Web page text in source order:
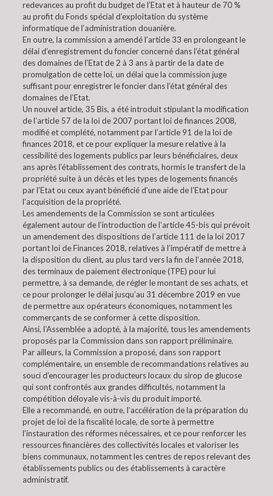
redevances au profit du budget de l’Etat et à hauteur de 70 %
au profit du Fonds spécial d’exploitation du système
informatique de l’administration douanière.
En outre, la commission a amendé l’article 33 en prolongeant le
délai d’enregistrement du foncier concerné dans l’état général
des domaines de l’Etat de 2 à 3 ans à partir de la date de
promulgation de cette loi, un délai que la commission juge
suffisant pour enregistrer le foncier dans l’état général des
domaines de l’Etat.
Un nouvel article, 35 Bis, a été introduit stipulant la modification
de l’article 57 de la loi de 2007 portant loi de finances 2008,
modifié et complété, notamment par l’article 91 de la loi de
finances 2018, et ce pour expliquer la mesure relative à la
cessibilité des logements publics par leurs bénéficiaires, deux
ans après l’établissement des contrats, hormis le transfert de la
propriété suite à un décès et les types de logements financés
par l’Etat ou ceux ayant bénéficié d’une aide de l’Etat pour
l’acquisition de la propriété.
Les amendements de la Commission se sont articulées
également autour de l’introduction de l’article 45-bis qui prévoit
un amendement des dispositions de l’article 111 de la loi 2017
portant loi de Finances 2018, relatives à l’impératif de mettre à
la disposition du client, au plus tard vers la fin de l’année 2018,
des terminaux de paiement électronique (TPE) pour lui
permettre, à sa demande, de régler le montant de ses achats, et
ce pour prolonger le délai jusqu’au 31 décembre 2019 en vue
de permettre aux opérateurs économiques, notamment les
commerçants de se conformer à cette disposition.
Ainsi, l’Assemblée a adopté, à la majorité, tous les amendements
proposés par la Commission dans son rapport préliminaire.
Par ailleurs, la Commission a proposé, dans son rapport
complémentaire, un ensemble de recommandations relatives au
souci d’encourager les producteurs locaux du sirop de glucose
qui sont confrontés aux grandes difficultés, notamment la
compétition déloyale vis-à-vis du produit importé.
Elle a recommandé, en outre, l’accélération de la préparation du
projet de loi de la fiscalité locale, de sorte à permettre
l’instauration des réformes nécessaires, et ce pour renforcer les
ressources financières des collectivités locales et valoriser les
biens communaux, notamment les centres de repos relevant des
établissements publics ou des établissements à caractère
administratif.